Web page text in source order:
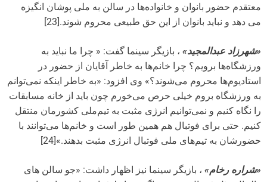
معتقدم حضور بانوان و خانواده‌ها در سالن به ملی پوشان انگیزه
می دهد و نباید بانوان از این حق طبیعی محروم شوند.[23]
«شهرزاد عبدالمجید» ، بازیگر سینما گفت: « چرا ما نباید به
ورزشگاه‌ها برویم؟ چرا خانم‌ها به خاطر آقایان از حضور در
استادیوم‌ها محروم می‌شوند؟» وی افزود: «به خاطر اینکه نمی‌توانم
به ورزشگاه بروم خیلی حرص می‌خورم چون باید از خانه مسابقات
را نگاه کنیم و نمی‌توانیم انرژی مثبت به تیم‌ملی کشورمان منتقل
کنیم. حتی برای فوتبال هم همین طور است و خانم‌ها می‌توانند با
حضورشان به تیم‌های ملی فوتبال انرژی مثبت بدهند.»[24]
«شراره رخام» ، بازیگر سینما نیز اظهار داشت: «جو سالن های